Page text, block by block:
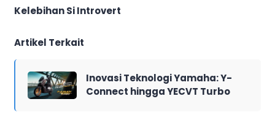
Kelebihan Si Introvert
Artikel Terkait
Inovasi Teknologi Yamaha: Y-
Connect hingga YECVT Turbo